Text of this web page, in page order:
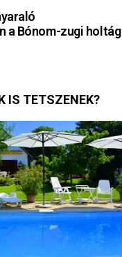
a Bónom-zugi holtág
IS TETSZENEK?